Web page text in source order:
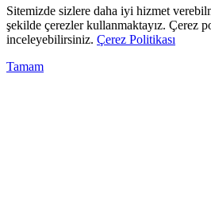
Sitemizde sizlere daha iyi hizmet
şekilde çerezler kullanmaktayız. Çerez
inceleyebilirsiniz. Çerez Politikası
Tamam